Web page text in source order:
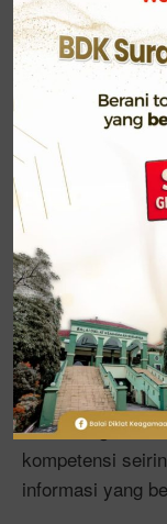
Menurutnya, hal
organisasi
kertas (
anggaran dapat
kegiatan
bisa lebih
“Saya selaku
untuk bergerak
kompetensi
informasi yang